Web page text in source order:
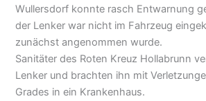
Wullersdorf konnte rasch Entwarnung
der Lenker war nicht im Fahrzeug
zunächst angenommen wurde.
Sanitäter des Roten Kreuz Hollabrunn
Lenker und brachten ihn mit
Grades in ein Krankenhaus.